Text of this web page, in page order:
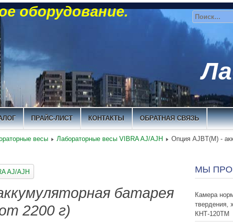
оборудование.
ПРАЙС-ЛИСТ КОНТАКТЫ ОБРАТНАЯ СВЯЗЬ
весы Лабораторные весы VIBRA AJ/AJH
Опция AJBT(M) -
AJ/AJH
батарея
2200 г)
МЫ
Камера
твердения,
КНТ-120ТМ